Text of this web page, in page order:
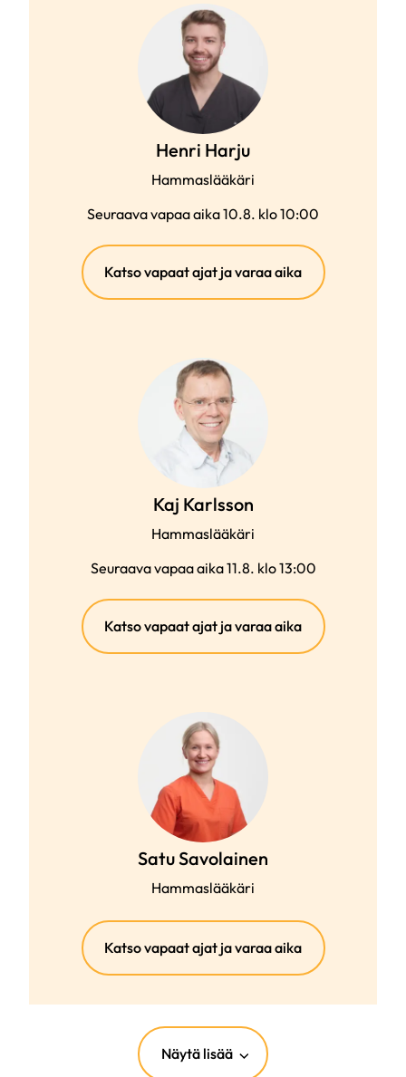
Henri Harju
Hammaslääkäri
Seuraava vapaa aika 10.8. klo 10:00
Katso vapaat ajat ja varaa aika(ulkoinen
linkki)
Kaj Karlsson
Hammaslääkäri
Seuraava vapaa aika 11.8. klo 13:00
Katso vapaat ajat ja varaa aika(ulkoinen
linkki)
Satu Savolainen
Hammaslääkäri
Katso vapaat ajat ja varaa aika(ulkoinen
linkki)
Näytä lisää